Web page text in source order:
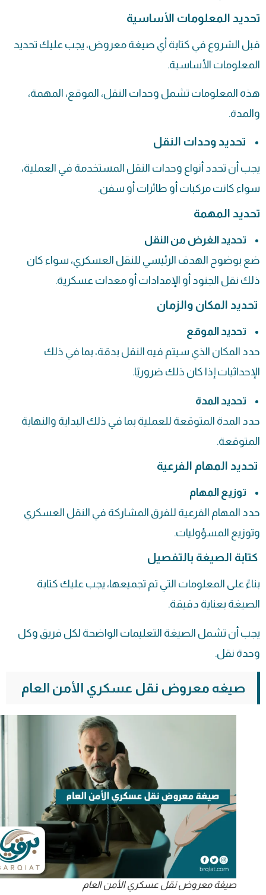
تحديد المعلومات الأساسية
قبل الشروع في كتابة أي صيغة معروض، يجب عليك تحديد
المعلومات الأساسية.
هذه المعلومات تشمل وحدات النقل، الموقع، المهمة،
والمدة.
تحديد وحدات النقل
يجب أن تحدد أنواع وحدات النقل المستخدمة في العملية،
سواء كانت مركبات أو طائرات أو سفن.
تحديد المهمة
تحديد الغرض من النقل
ضع بوضوح الهدف الرئيسي للنقل العسكري، سواء كان
ذلك نقل الجنود أو الإمدادات أو معدات عسكرية.
تحديد المكان والزمان
تحديد الموقع
حدد المكان الذي سيتم فيه النقل بدقة، بما في ذلك
الإحداثيات إذا كان ذلك ضروريًا.
تحديد المدة
حدد المدة المتوقعة للعملية بما في ذلك البداية والنهاية
المتوقعة.
تحديد المهام الفرعية
توزيع المهام
حدد المهام الفرعية للفرق المشاركة في النقل العسكري
وتوزيع المسؤوليات.
كتابة الصيغة بالتفصيل
بناءً على المعلومات التي تم تجميعها، يجب عليك كتابة
الصيغة بعناية دقيقة.
يجب أن تشمل الصيغة التعليمات الواضحة لكل فريق وكل
وحدة نقل.
صيغه معروض نقل عسكري الأمن العام
صيغة معروض نقل عسكري الأمن العام